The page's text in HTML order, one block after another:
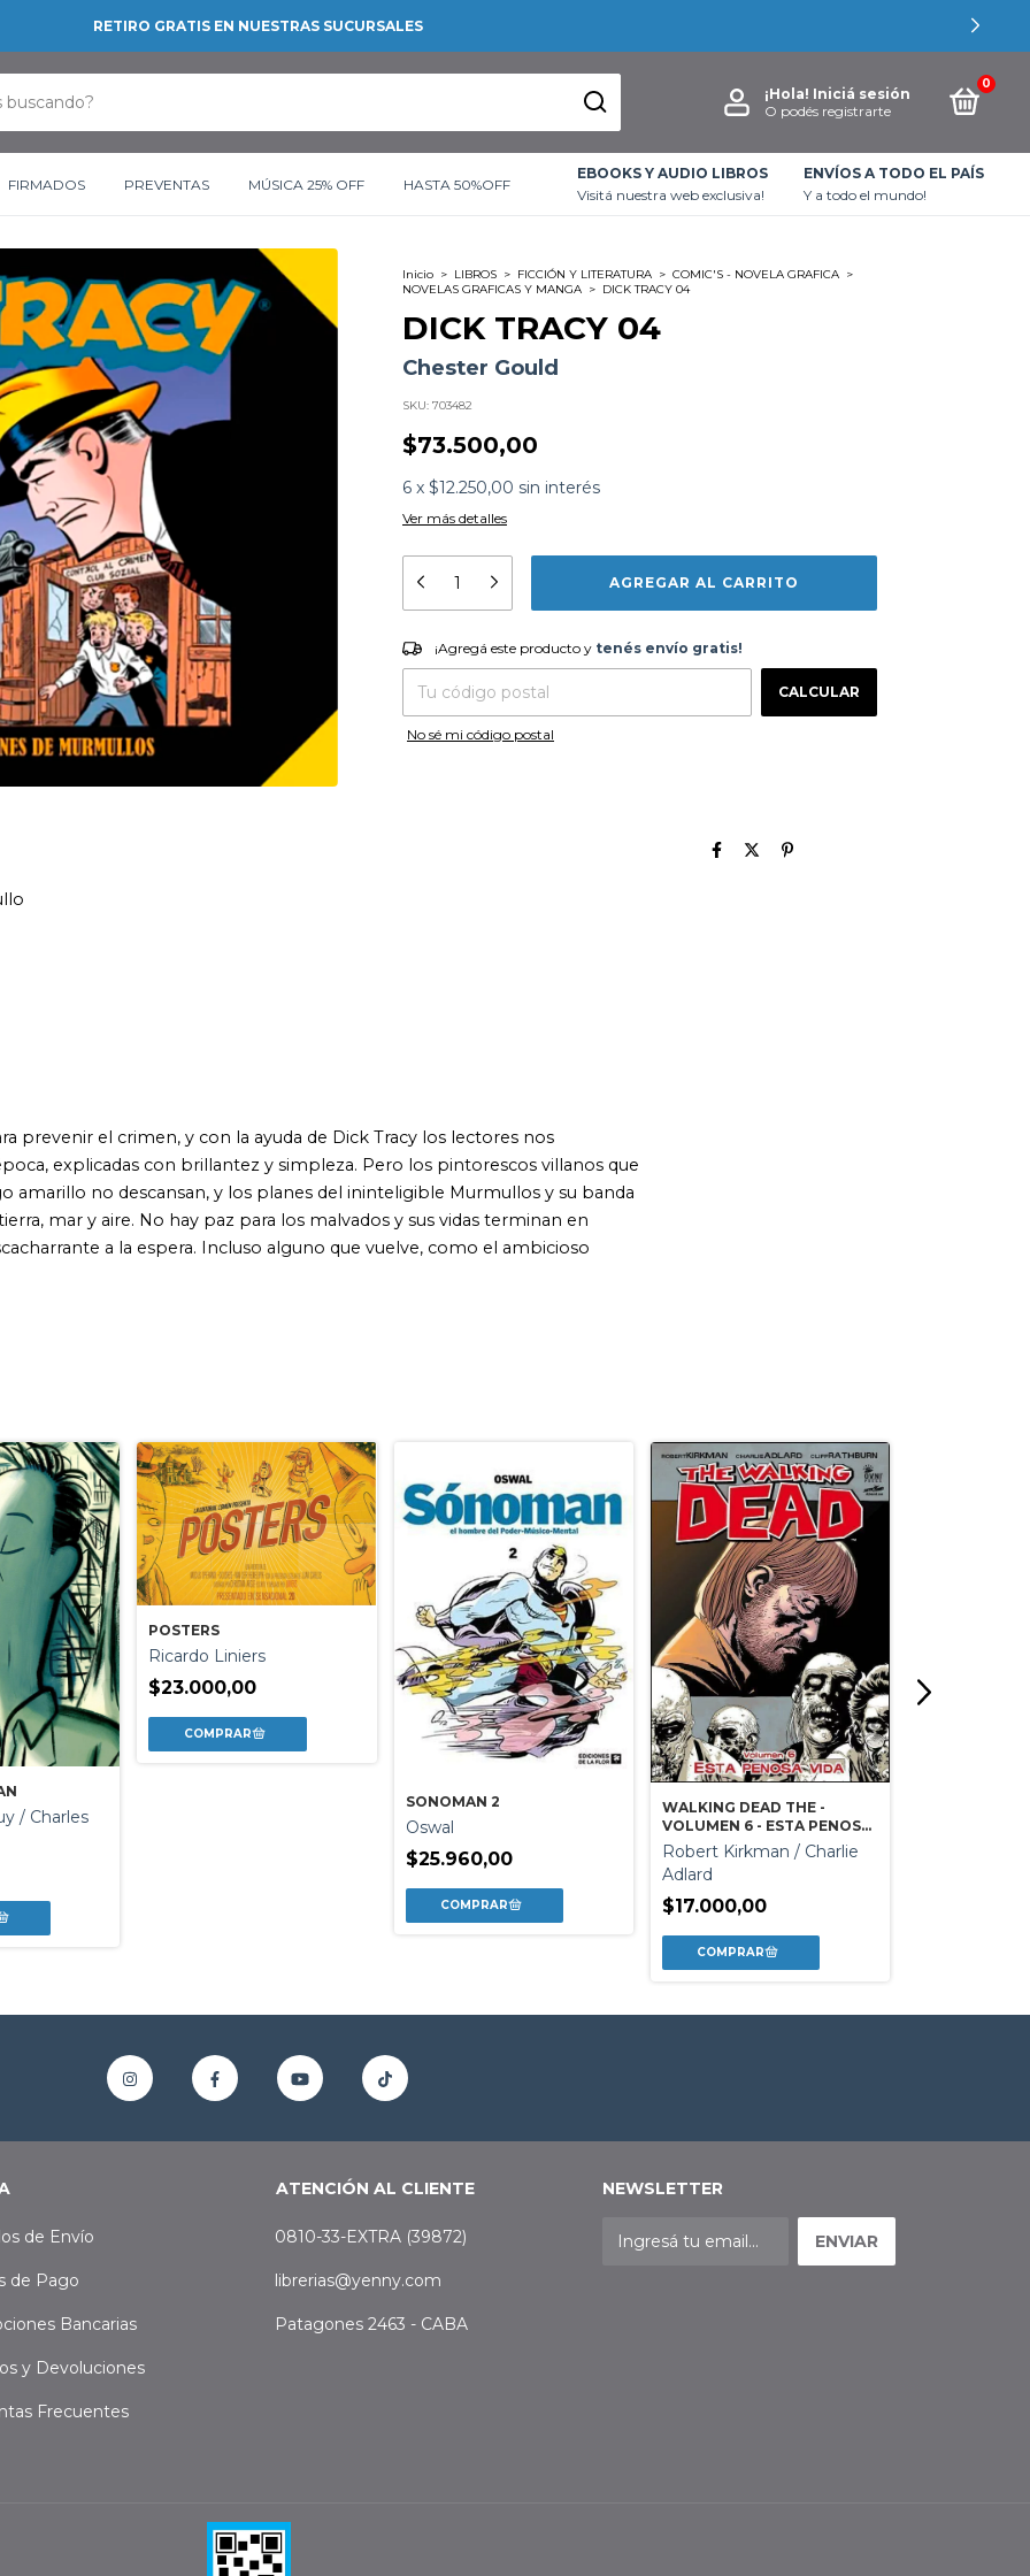
RETIRO GRATIS EN NUESTRAS SUCURSALES
¡Hola! Iniciá sesión
O podés registrarte
0
FIRMADOS PREVENTAS MÚSICA 25% OFF HASTA 50%OFF
EBOOKS Y AUDIO LIBROS
Visitá nuestra web exclusiva!
ENVÍOS A TODO EL PAÍS
Y a todo el mundo!
Inicio > LIBROS > FICCIÓN Y LITERATURA > COMIC'S - NOVELA GRAFICA >
NOVELAS GRAFICAS Y MANGA > DICK TRACY 04
DICK TRACY 04
Chester Gould
SKU: 703482
$73.500,00
6 x $12.250,00 sin interés
Ver más detalles
¡Agregá este producto ytenés envío gratis!
CAMBIAR CP
¡Agregá este producto y tenés envío gratis!
CALCULAR
No sé mi código postal
y con la ayuda de Dick Tracy los lectores nos
con brillantez y simpleza. Pero los pintorescos villanos que
y los planes del ininteligible Murmullos y su banda
No hay paz para los malvados y sus vidas terminan en
espera. Incluso alguno que vuelve, como el ambicioso
/ Charles
POSTERS
Ricardo Liniers
$23.000,00
SONOMAN 2
Oswal
$25.960,00
WALKING DEAD THE -
VOLUMEN 6 - ESTA PENOSA
VIDA
Robert Kirkman / Charlie
Adlard
$17.000,00
de Envío
de Pago
Bancarias
y Devoluciones
Frecuentes
ATENCIÓN AL CLIENTE
0810-33-EXTRA (39872)
librerias@yenny.com
Patagones 2463 - CABA
NEWSLETTER